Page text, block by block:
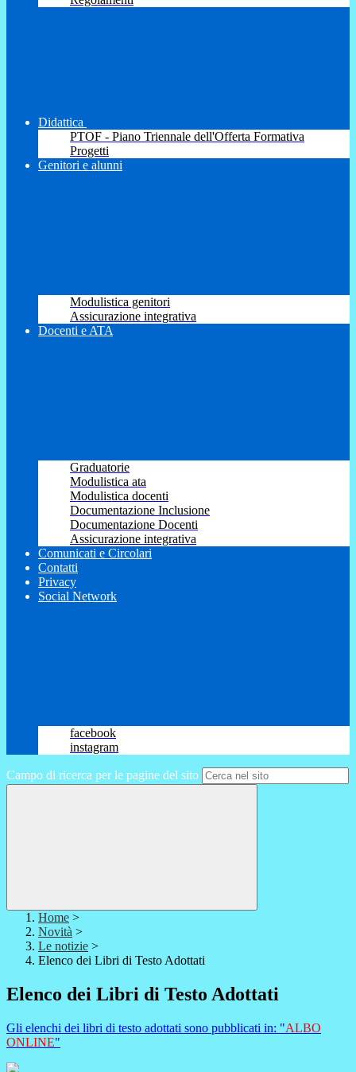
Didattica
PTOF - Piano Triennale dell'Offerta Formativa
Progetti
Genitori e alunni
Modulistica genitori
Assicurazione integrativa
Docenti e ATA
Graduatorie
Modulistica ata
Modulistica docenti
Documentazione Inclusione
Documentazione Docenti
Assicurazione integrativa
Comunicati e Circolari
Contatti
Privacy
Social Network
facebook
instagram
Campo di ricerca per le pagine del sito
Home >
Novità >
Le notizie >
Elenco dei Libri di Testo Adottati
Elenco dei Libri di Testo Adottati
Gli elenchi dei libri di testo adottati sono pubblicati in: "ALBO
ONLINE"